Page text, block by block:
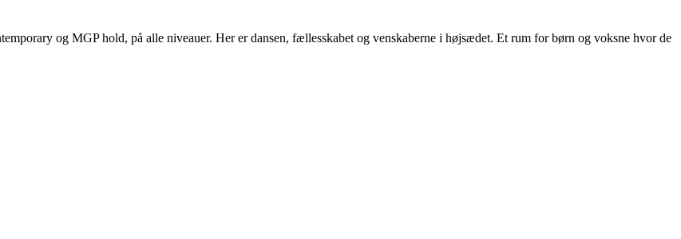
og MGP hold, på alle niveauer. Her er dansen, fællesskabet og venskaberne i højsædet. Et rum for børn og voksne hvor de